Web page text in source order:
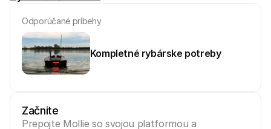
Odporúčané príbehy
Kompletné rybárske potreby
Začnite
Prepojte Mollie so svojou platformou a